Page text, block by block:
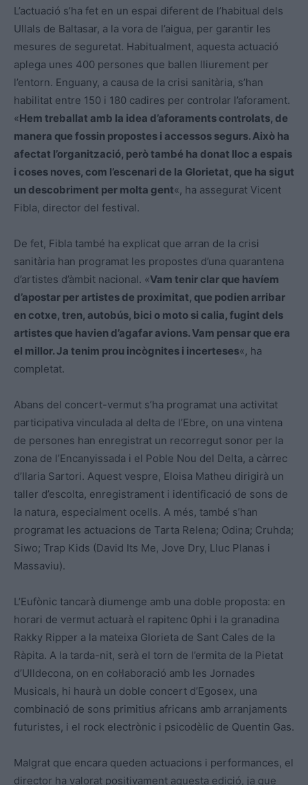
L’actuació s’ha fet en un espai diferent de l’habitual dels
Ullals de Baltasar, a la vora de l’aigua, per garantir les
mesures de seguretat. Habitualment, aquesta actuació
aplega unes 400 persones que ballen lliurement per
l’entorn. Enguany, a causa de la crisi sanitària, s’han
habilitat entre 150 i 180 cadires per controlar l’aforament.
«Hem treballat amb la idea d’aforaments controlats, de
manera que fossin propostes i accessos segurs. Això ha
afectat l’organització, però també ha donat lloc a espais
i coses noves, com l’escenari de la Glorietat, que ha sigut
un descobriment per molta gent«, ha assegurat Vicent
Fibla, director del festival.
De fet, Fibla també ha explicat que arran de la crisi
sanitària han programat les propostes d’una quarantena
d’artistes d’àmbit nacional. «Vam tenir clar que havíem
d’apostar per artistes de proximitat, que podien arribar
en cotxe, tren, autobús, bici o moto si calia, fugint dels
artistes que havien d’agafar avions. Vam pensar que era
el millor. Ja tenim prou incògnites i incerteses«, ha
completat.
Abans del concert-vermut s’ha programat una activitat
participativa vinculada al delta de l’Ebre, on una vintena
de persones han enregistrat un recorregut sonor per la
zona de l’Encanyissada i el Poble Nou del Delta, a càrrec
d’Ilaria Sartori. Aquest vespre, Eloisa Matheu dirigirà un
taller d’escolta, enregistrament i identificació de sons de
la natura, especialment ocells. A més, també s’han
programat les actuacions de Tarta Relena; Odina; Cruhda;
Siwo; Trap Kids (David Its Me, Jove Dry, Lluc Planas i
Massaviu).
L’Eufònic tancarà diumenge amb una doble proposta: en
horari de vermut actuarà el rapitenc 0phi i la granadina
Rakky Ripper a la mateixa Glorieta de Sant Cales de la
Ràpita. A la tarda-nit, serà el torn de l’ermita de la Pietat
d’Ulldecona, on en col·laboració amb les Jornades
Musicals, hi haurà un doble concert d’Egosex, una
combinació de sons primitius africans amb arranjaments
futuristes, i el rock electrònic i psicodèlic de Quentin Gas.
Malgrat que encara queden actuacions i performances, el
director ha valorat positivament aquesta edició, ja que